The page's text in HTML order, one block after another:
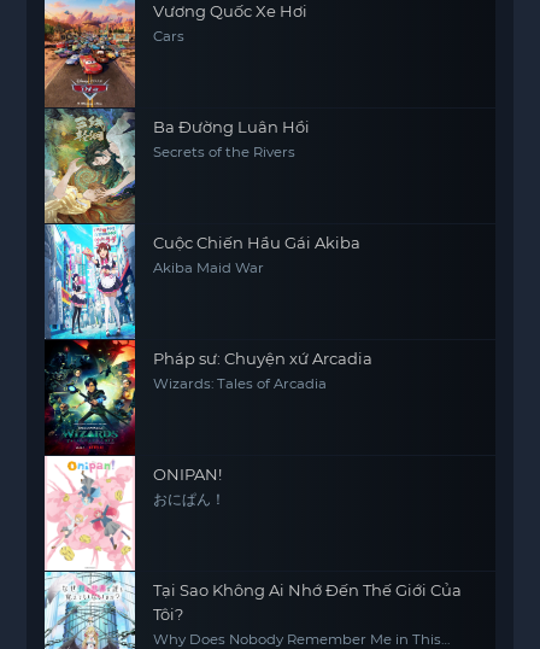
Vương Quốc Xe Hơi
Cars
Ba Đường Luân Hồi
Secrets of the Rivers
Cuộc Chiến Hầu Gái Akiba
Akiba Maid War
Pháp sư: Chuyện xứ Arcadia
Wizards: Tales of Arcadia
ONIPAN!
おにぱん！
Tại Sao Không Ai Nhớ Đến Thế Giới Của
Tôi?
Why Does Nobody Remember Me in This